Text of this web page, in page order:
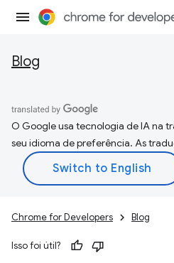
Blog
O Google usa tecnologia de IA na
seu idioma de preferência. As
Chrome for Developers Blog
Isso foi útil?